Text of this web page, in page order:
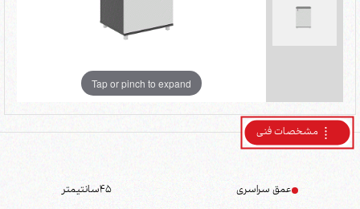
Tap or pinch to expand
مشخصات فنی
عمق سراسری 45سانتیمتر